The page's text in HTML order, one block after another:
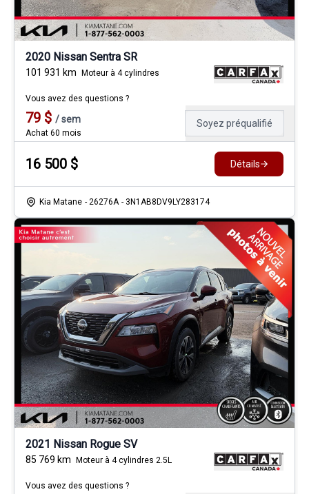
2020 Nissan Sentra SR
101 931 km Moteur à 4 cylindres
Vous avez des questions ?
79 $ /sem
Achat 60 mois
Soyez préqualifié
16 500 $ Détails
Kia Matane - 26276A - 3N1AB8DV9LY283174
2021 Nissan Rogue SV
85 769 km Moteur à 4 cylindres 2.5L
Vous avez des questions ?